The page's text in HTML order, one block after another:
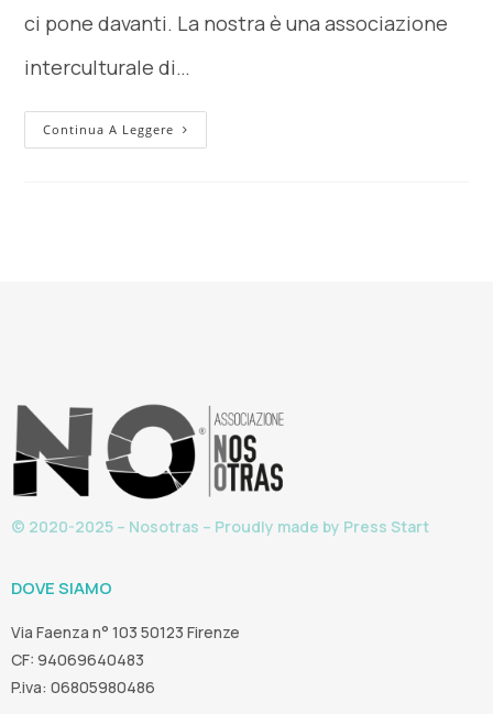
ci pone davanti. La nostra è una associazione
interculturale di…
Continua A Leggere
© 2020-2025 – Nosotras – Proudly made by Press Start
DOVE SIAMO
Via Faenza n° 103 50123 Firenze
CF: 94069640483
P.iva: 06805980486